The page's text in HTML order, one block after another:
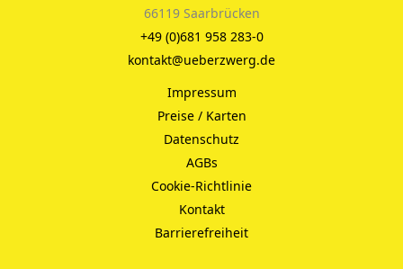
66119 Saarbrücken
+49 (0)681 958 283-0
kontakt@ueberzwerg.de
Impressum
Preise / Karten
Datenschutz
AGBs
Cookie-Richtlinie
Kontakt
Barrierefreiheit